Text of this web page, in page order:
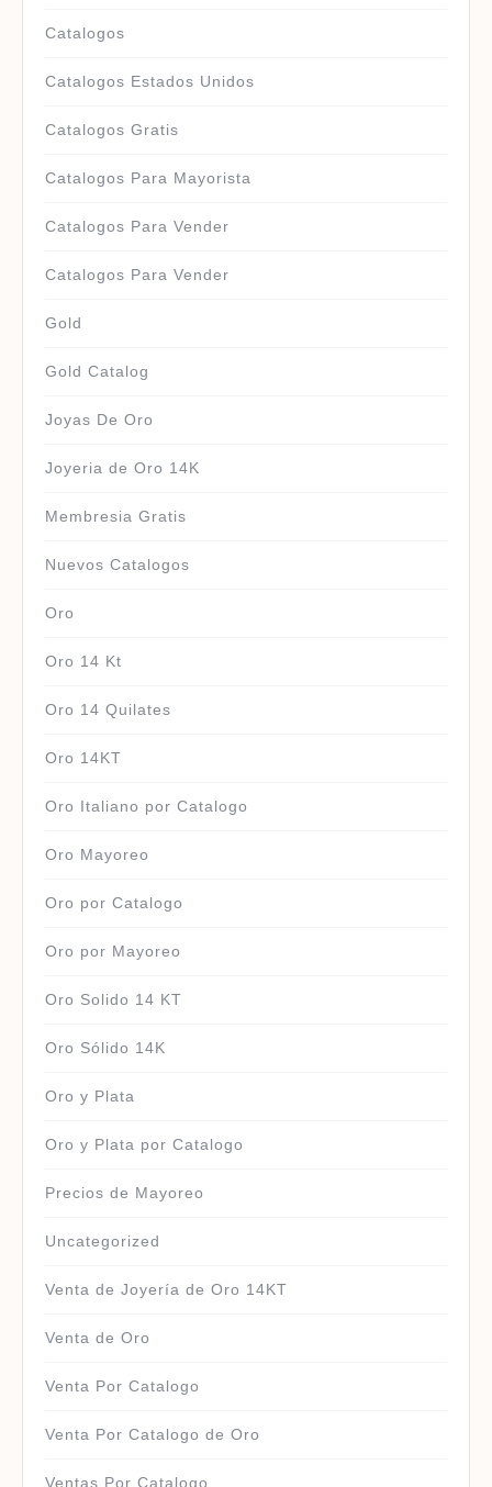
Catalogos
Catalogos Estados Unidos
Catalogos Gratis
Catalogos Para Mayorista
Catalogos Para Vender
Catalogos Para Vender
Gold
Gold Catalog
Joyas De Oro
Joyeria de Oro 14K
Membresia Gratis
Nuevos Catalogos
Oro
Oro 14 Kt
Oro 14 Quilates
Oro 14KT
Oro Italiano por Catalogo
Oro Mayoreo
Oro por Catalogo
Oro por Mayoreo
Oro Solido 14 KT
Oro Sólido 14K
Oro y Plata
Oro y Plata por Catalogo
Precios de Mayoreo
Uncategorized
Venta de Joyería de Oro 14KT
Venta de Oro
Venta Por Catalogo
Venta Por Catalogo de Oro
Ventas Por Catalogo